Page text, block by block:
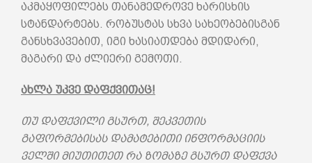
აკმაყოფილებს თანამედროვე ხარისხის
სტანდარტებს. რობუსტას სხვა სახეობებისგან
განსხვავებით, იგი ხასიათდება მდიდარი,
მაგარი და ძლიერი გემოთი.
ახლა უკვე დაფქვითაც!
თუ დაფქვილი გსურთ, შეკვეთის
გაფორმებისას დამატებითი ინფორმაციის
ველში მიუთითეთ რა ზომაზე გსურთ დაფქვა